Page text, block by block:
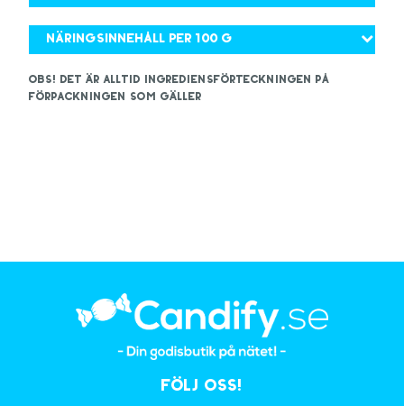
Näringsinnehåll per 100 g
OBS! Det är alltid ingrediensförteckningen på
förpackningen som gäller
Följ oss!